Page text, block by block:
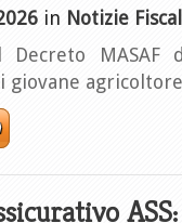
in Notizie
Decreto
giovane agricoltore